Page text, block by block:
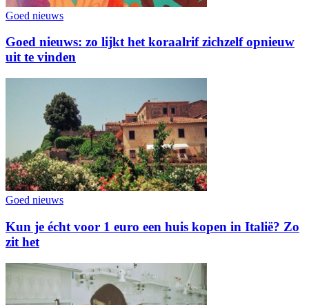
Goed nieuws
Goed nieuws: zo lijkt het koraalrif zichzelf opnieuw
uit te vinden
Goed nieuws
Kun je écht voor 1 euro een huis kopen in Italië? Zo
zit het